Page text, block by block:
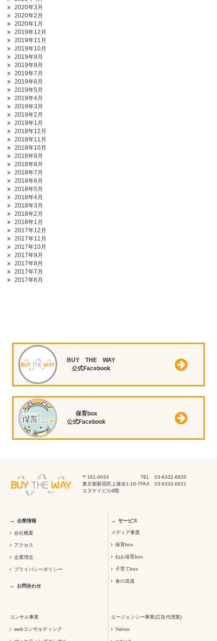
2020年3月
2020年2月
2020年1月
2019年12月
2019年11月
2019年10月
2019年9月
2019年8月
2019年7月
2019年6月
2019年5月
2019年4月
2019年3月
2019年2月
2019年1月
2018年12月
2018年11月
2018年10月
2018年9月
2018年8月
2018年7月
2018年6月
2018年5月
2018年4月
2018年3月
2018年2月
2018年1月
2017年12月
2017年11月
2017年10月
2017年9月
2017年8月
2017年7月
2017年6月
BUY THE WAY
公式Facebook
保育box
公式Facebook
〒161-0034
東京都新宿区上落合1-16-7
エヌケイビル9階
TEL 03-6332-6620
FAX 03-6332-6621
企業情報
会社概要
アクセス
企業理念
プライバシーポリシー
お問合わせ
サービス
メディア事業
保育box
ねお保育box
子育てbox
食の花道
コンサル事業
webコンサルティング
エージェンシー事業(広告代理業)
Yahoo